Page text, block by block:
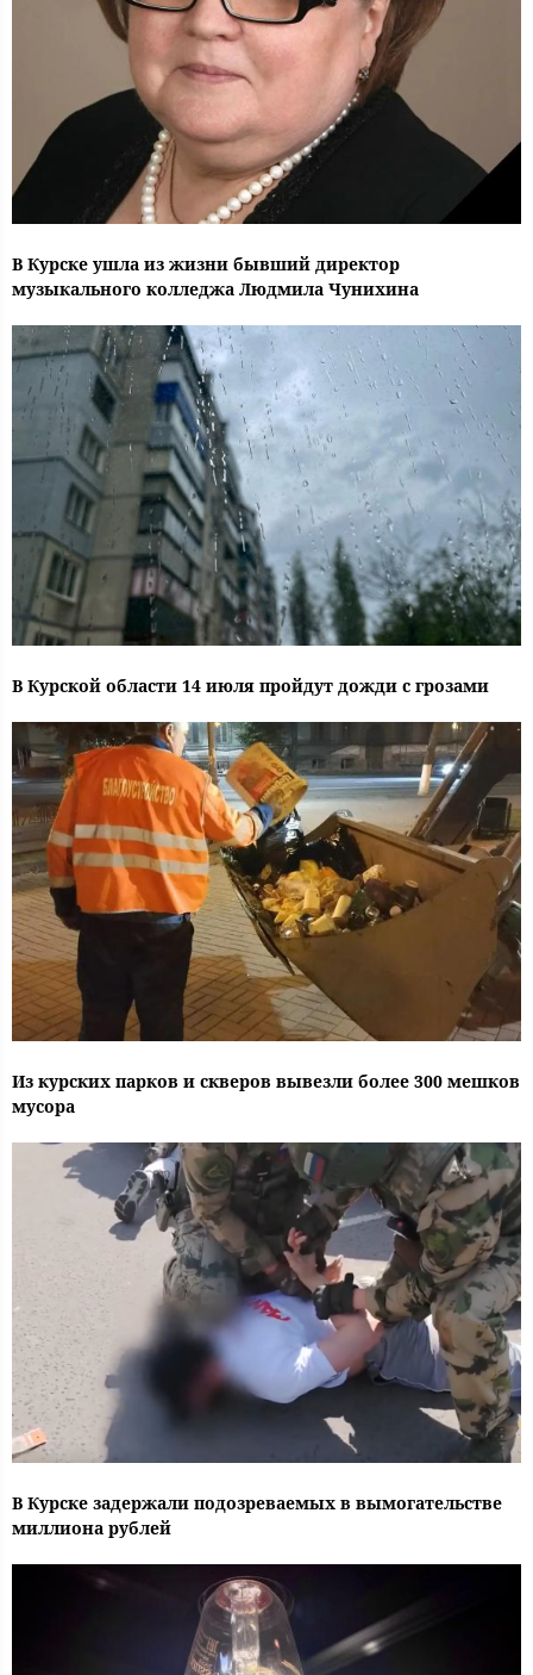
В Курске ушла из жизни бывший директор
музыкального колледжа Людмила Чунихина
В Курской области 14 июля пройдут дожди с грозами
Из курских парков и скверов вывезли более 300 мешков
мусора
В Курске задержали подозреваемых в вымогательстве
миллиона рублей